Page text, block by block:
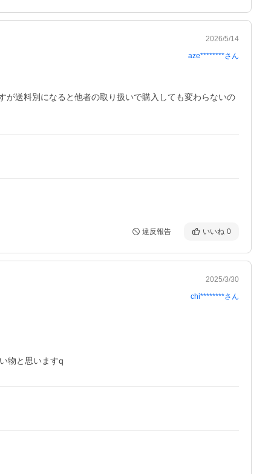
2026/5/14
aze********さん
送料別になると他者の取り扱いで購入しても変わらないの
違反報告 いいね 0
2025/3/30
chi********さん
物と思いますq